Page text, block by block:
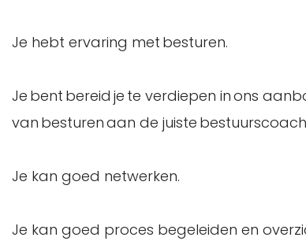
Je hebt ervaring met besturen.
Je bent bereid je te verdiepen in ons
van besturen aan de juiste
Je kan goed netwerken.
Je kan goed proces begeleiden en